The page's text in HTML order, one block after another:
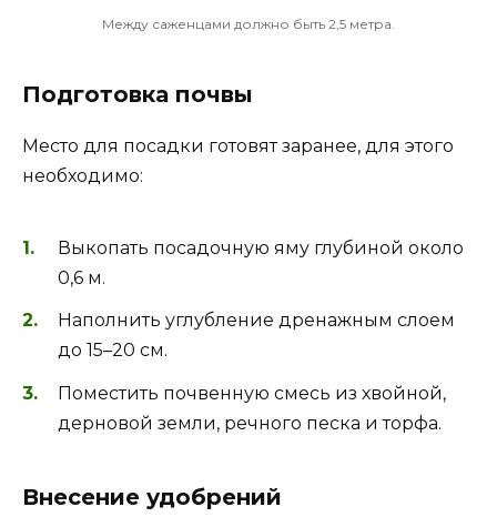
Между саженцами должно быть 2,5 метра.
Подготовка почвы
Место для посадки готовят заранее, для этого
необходимо:
Выкопать посадочную яму глубиной около
0,6 м.
Наполнить углубление дренажным слоем
до 15–20 см.
Поместить почвенную смесь из хвойной,
дерновой земли, речного песка и торфа.
Внесение удобрений